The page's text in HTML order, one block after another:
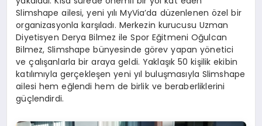
Slimshape ailesi, yeni yılı MyVia’da düzenlenen özel bir
organizasyonla karşıladı. Merkezin kurucusu Uzman
Diyetisyen Derya Bilmez ile Spor Eğitmeni Oğulcan
Bilmez, Slimshape bünyesinde görev yapan yönetici
ve çalışanlarla bir araya geldi. Yaklaşık 50 kişilik ekibin
katılımıyla gerçekleşen yeni yıl buluşmasıyla Slimshape
ailesi hem eğlendi hem de birlik ve beraberliklerini
güçlendirdi.